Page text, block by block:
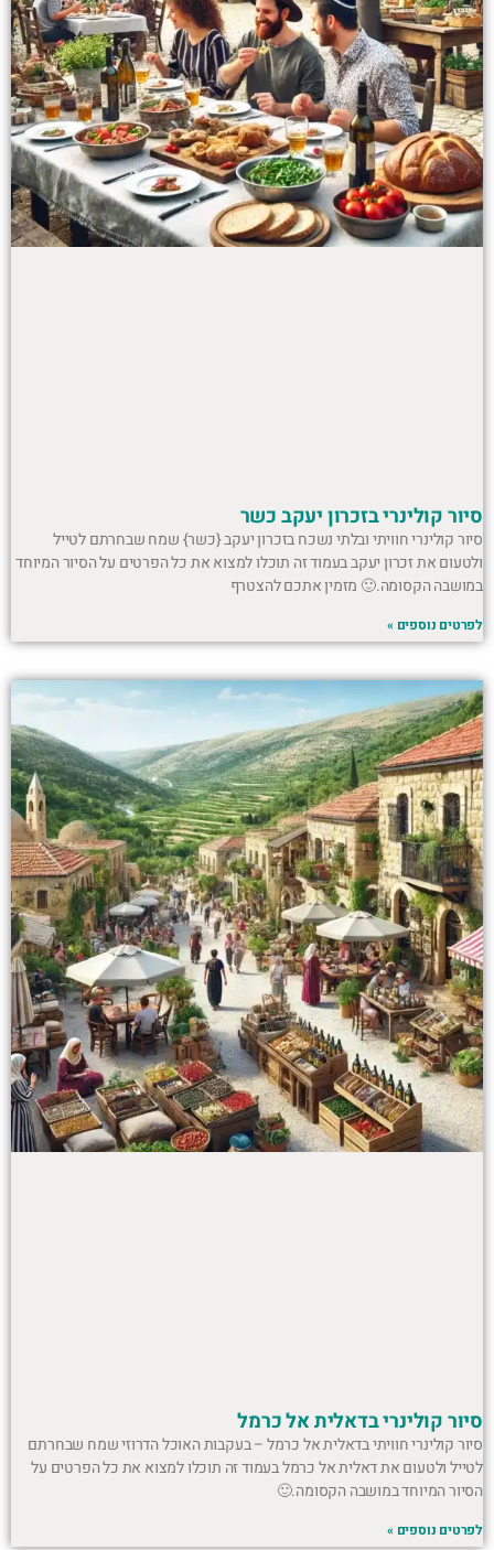
סיור קולינרי בזכרון יעקב כשר
סיור קולינרי חוויתי ובלתי נשכח בזכרון יעקב {כשר} שמח שבחרתם לטייל
ולטעום את זכרון יעקב בעמוד זה תוכלו למצוא את כל הפרטים על הסיור המיוחד
במושבה הקסומה.🙂 מזמין אתכם להצטרף
לפרטים נוספים »
סיור קולינרי בדאלית אל כרמל
סיור קולינרי חוויתי בדאלית אל כרמל – בעקבות האוכל הדרוזי שמח שבחרתם
לטייל ולטעום את דאלית אל כרמל בעמוד זה תוכלו למצוא את כל הפרטים על
הסיור המיוחד במושבה הקסומה.🙂
לפרטים נוספים »